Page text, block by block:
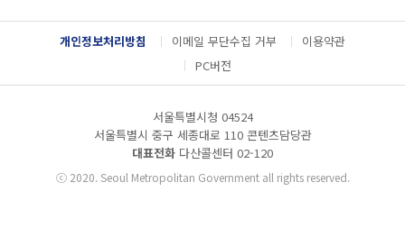
g
l
e
l
서
다
운
드
개인정보처리방침 이메일 무단수집 거부
이용약관
PC버전
서울특별시청 04524
서울특별시 중구 세종대로 110 콘텐츠담당관
대표전화 다산콜센터 02-120
ⓒ2020. Seoul Metropolitan Government all rights reserved.